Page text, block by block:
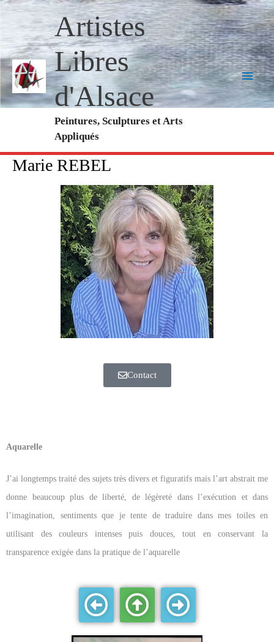
Aller
contenu
Artistes
Libres
d'Alsace
Peintures, Sculptures et Arts
Appliqués
Menu
Marie REBEL
Contact
Aquarelle
J’ai longtemps traité des sujets très divers et figuratifs mais l’art abstrait me
donne beaucoup plus de liberté, de légèreté dans l’exécution et dans
l’imagination, sentiments que je tente de traduire dans mes toiles en
utilisant des couleurs intenses puis douces, tout en conservant la
transparence exigée dans la pratique de l’aquarelle